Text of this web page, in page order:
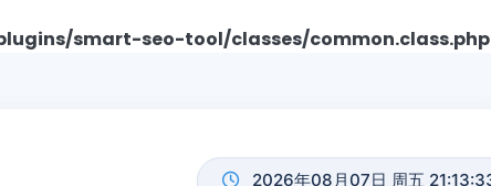
smart-seo-tool/classes/common.class.php